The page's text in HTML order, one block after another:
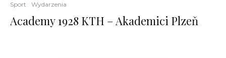
Sport Wydarzenia
Academy 1928 KTH – Akademici Plzeň